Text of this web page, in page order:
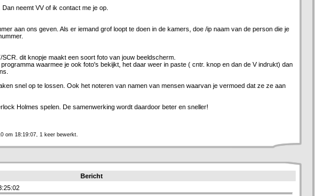
neemt VV of ik contact me je op.
aan ons geven. Als er iemand grof loopt te doen in de kamers, doe /ip naam van de person die je
dit knopje maakt een soort foto van jouw beeldscherm.
waarmee je ook foto's bekijkt, het daar weer in paste ( cntr. knop en dan de V indrukt) dan
snel op te lossen. Ook het noteren van namen van mensen waarvan je vermoed dat ze ze aan
Holmes spelen. De samenwerking wordt daardoor beter en sneller!
om 18:19:07, 1 keer bewerkt.
Bericht